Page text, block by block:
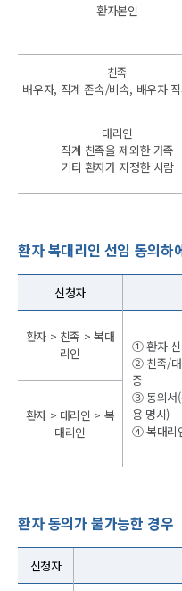
환자본인
친족
배우자, 직계 존속/비속, 배우자
대리인
직계 친족을 제외한 가족
기타 환자가 지정한 사람
환자 복대리인 선임 동의하
신청자
환자 > 친족 > 복대
리인
① 환자 신
② 친족/대
증
③ 동의서(
용 명시)
④ 복대리
환자 > 대리인 > 복
대리인
환자 동의가 불가능한 경우
신청자